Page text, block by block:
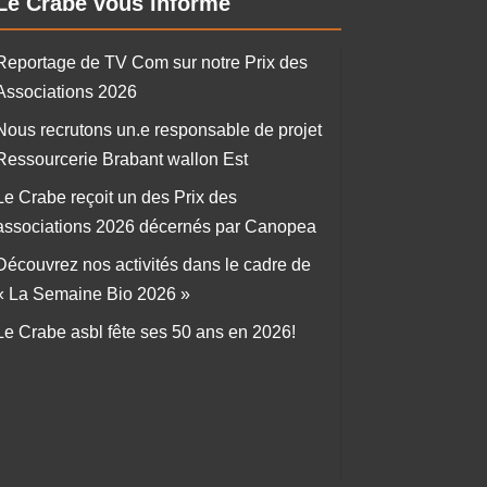
de TV Com sur notre Prix des
2026
recrutons un.e responsable de projet
Brabant wallon Est
Crabe reçoit un des Prix des
2026 décernés par Canopea
nos activités dans le cadre de
La Semaine Bio 2026 »
Crabe asbl fête ses 50 ans en 2026!